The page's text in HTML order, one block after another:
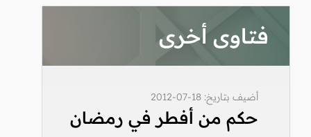
فتاوى أخرى
أضيف بتاريخ: 18-07-2012
حكم من أفطر في رمضان